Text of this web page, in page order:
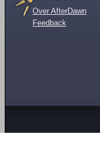
Over AfterDawn
Feedback